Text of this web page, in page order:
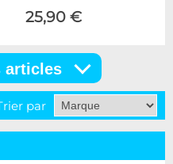
25,90 €
articles
par